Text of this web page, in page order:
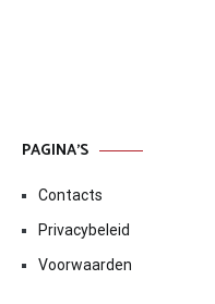
PAGINA’S
Contacts
Privacybeleid
Voorwaarden